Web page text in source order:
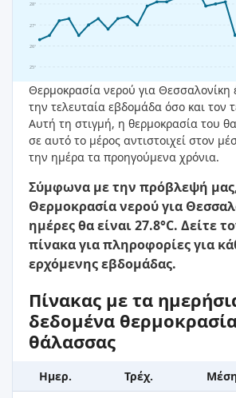
25°
26°
27°
28°
Θερμοκρασία νερού για Θεσσαλονίκη
την τελευταία εβδομάδα όσο και τον
Αυτή τη στιγμή, η θερμοκρασία του
σε αυτό το μέρος αντιστοιχεί στον
την ημέρα τα προηγούμενα χρόνια.
Σύμφωνα με την πρόβλεψή
Θερμοκρασία νερού για
ημέρες θα είναι 27.8°C. Δείτε
πίνακα για πληροφορίες για
ερχόμενης εβδομάδας.
Πίνακας με τα
δεδομένα
θάλασσας
Ημερ. Τρέχ.